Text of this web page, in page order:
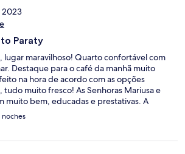
2023
Paraty
lugar maravilhoso! Quarto confortável com
Destaque para o café da manhã muito
na hora de acordo com as opções
tudo muito fresco! As Senhoras Mariusa e
muito bem, educadas e prestativas. A
também nos atendeu bem!
noches